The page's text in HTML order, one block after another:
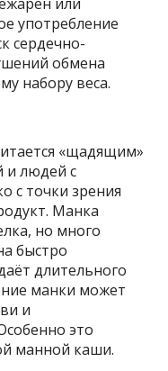
употребление
сердечно-
обмена
набору веса.
«щадящим»
и людей с
с точки зрения
Манка
но много
быстро
длительного
манки может
и
это
манной каши.